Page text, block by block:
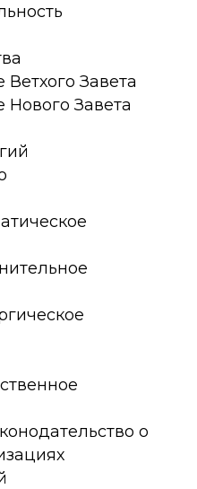
Завета
Завета
о